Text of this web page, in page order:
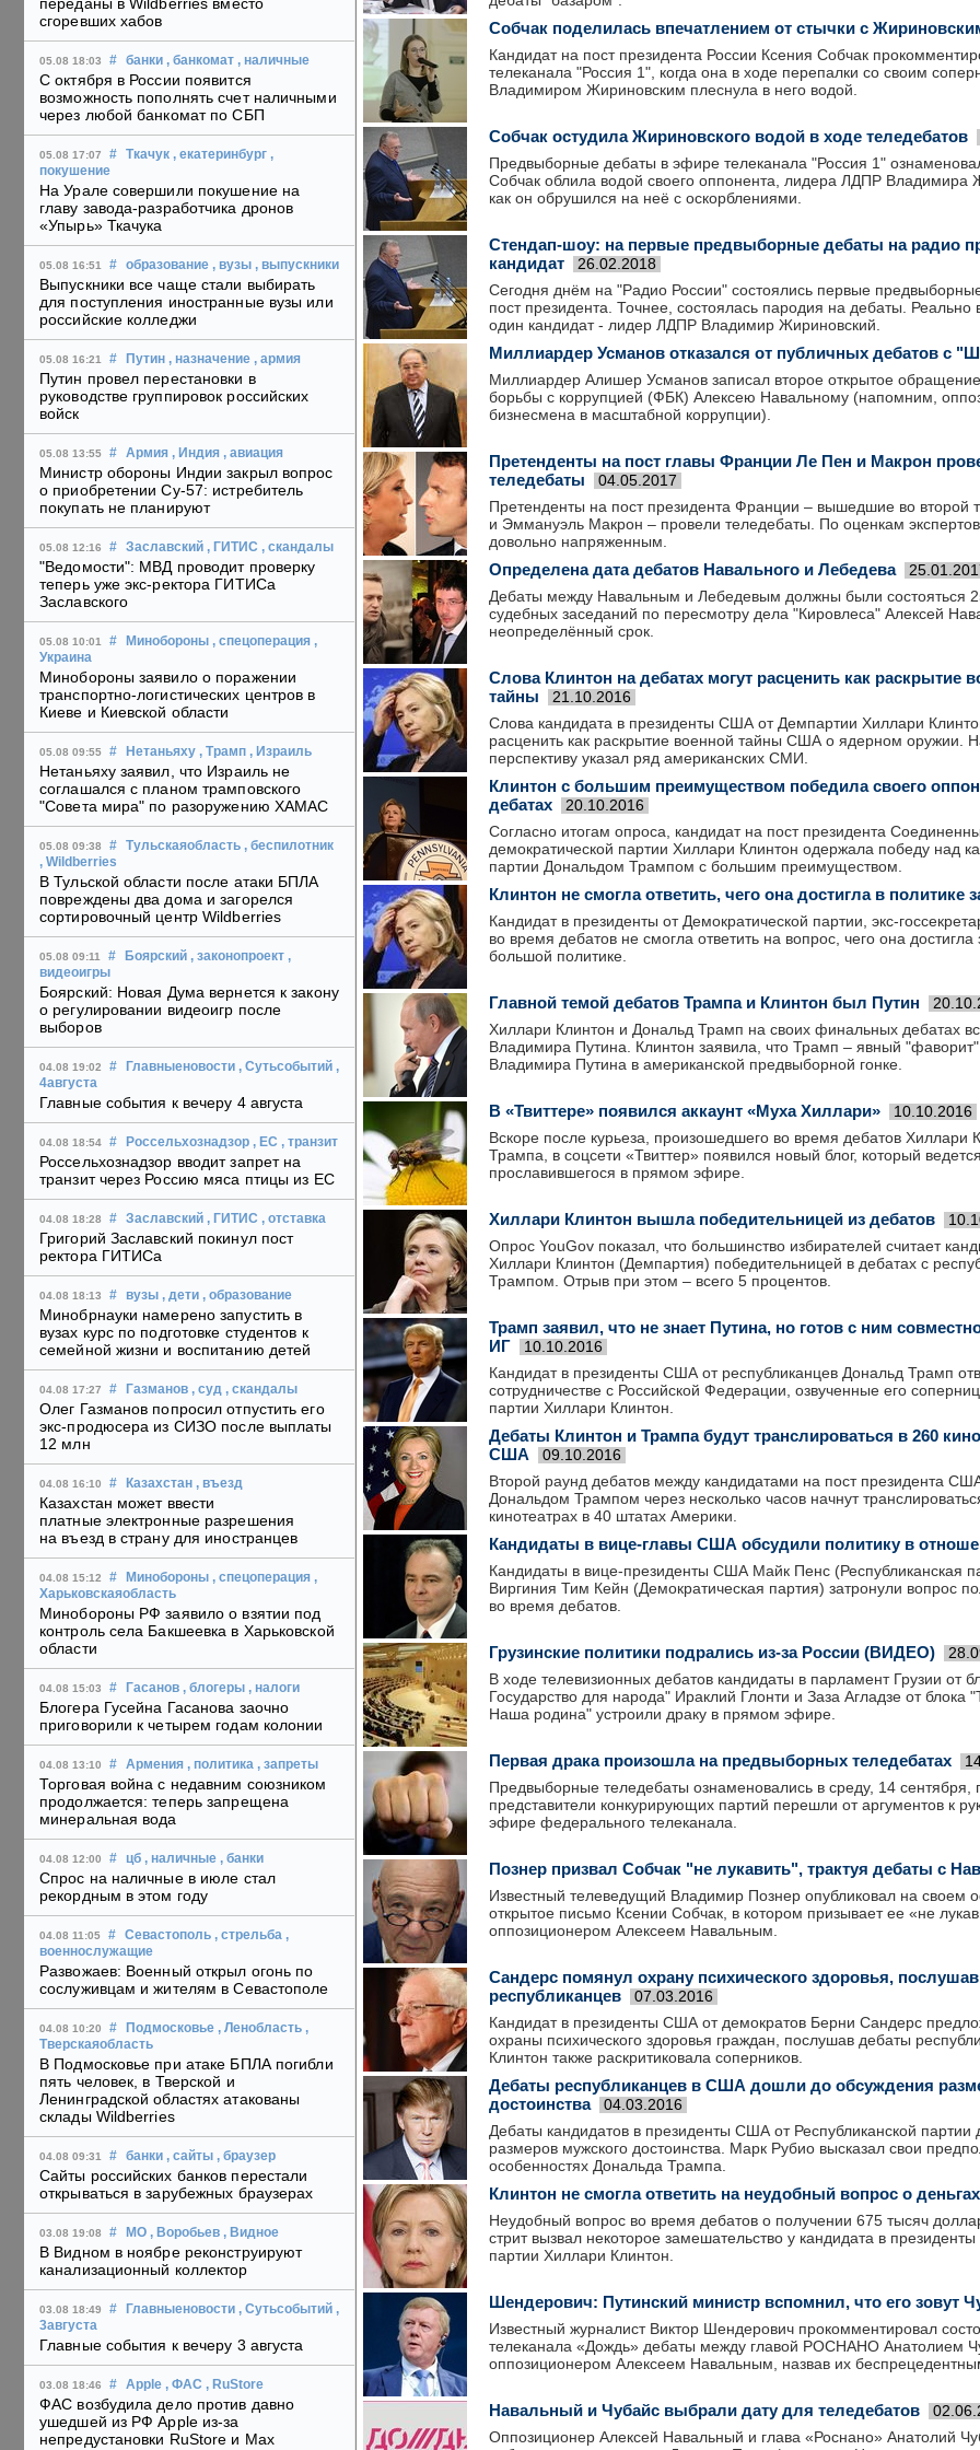
переданы в Wildberries вместо
сгоревших хабов
05.08 18:03 # банки , банкомат , наличные
С октября в России появится
возможность пополнять счет наличными
через любой банкомат по СБП
05.08 17:07 # Ткачук , екатеринбург ,
покушение
На Урале совершили покушение на
главу завода-разработчика дронов
«Упырь» Ткачука
05.08 16:51 # образование , вузы , выпускники
Выпускники все чаще стали выбирать
для поступления иностранные вузы или
российские колледжи
05.08 16:21 # Путин , назначение , армия
Путин провел перестановки в
руководстве группировок российских
войск
05.08 13:55 # Армия , Индия , авиация
Министр обороны Индии закрыл вопрос
о приобретении Су-57: истребитель
покупать не планируют
05.08 12:16 # Заславский , ГИТИС , скандалы
"Ведомости": МВД проводит проверку
теперь уже экс-ректора ГИТИСа
Заславского
05.08 10:01 # Минобороны , спецоперация ,
Украина
Минобороны заявило о поражении
транспортно-логистических центров в
Киеве и Киевской области
05.08 09:55 # Нетаньяху , Трамп , Израиль
Нетаньяху заявил, что Израиль не
соглашался с планом трамповского
"Совета мира" по разоружению ХАМАС
05.08 09:38 # Тульскаяобласть , беспилотник
, Wildberries
В Тульской области после атаки БПЛА
повреждены два дома и загорелся
сортировочный центр Wildberries
05.08 09:11 # Боярский , законопроект ,
видеоигры
Боярский: Новая Дума вернется к закону
о регулировании видеоигр после
выборов
04.08 19:02 # Главныеновости , Сутьсобытий ,
4августа
Главные события к вечеру 4 августа
04.08 18:54 # Россельхознадзор , ЕС , транзит
Россельхознадзор вводит запрет на
транзит через Россию мяса птицы из ЕС
04.08 18:28 # Заславский , ГИТИС , отставка
Григорий Заславский покинул пост
ректора ГИТИСа
04.08 18:13 # вузы , дети , образование
Минобрнауки намерено запустить в
вузах курс по подготовке студентов к
семейной жизни и воспитанию детей
04.08 17:27 # Газманов , суд , скандалы
Олег Газманов попросил отпустить его
экс-продюсера из СИЗО после выплаты
12 млн
04.08 16:10 # Казахстан , въезд
Казахстан может ввести
платные электронные разрешения
на въезд в страну для иностранцев
04.08 15:12 # Минобороны , спецоперация ,
Харьковскаяобласть
Минобороны РФ заявило о взятии под
контроль села Бакшеевка в Харьковской
области
04.08 15:03 # Гасанов , блогеры , налоги
Блогера Гусейна Гасанова заочно
приговорили к четырем годам колонии
04.08 13:10 # Армения , политика , запреты
Торговая война с недавним союзником
продолжается: теперь запрещена
минеральная вода
04.08 12:00 # цб , наличные , банки
Спрос на наличные в июле стал
рекордным в этом году
04.08 11:05 # Севастополь , стрельба ,
военнослужащие
Развожаев: Военный открыл огонь по
сослуживцам и жителям в Севастополе
04.08 10:20 # Подмосковье , Ленобласть ,
Тверскаяобласть
В Подмосковье при атаке БПЛА погибли
пять человек, в Тверской и
Ленинградской областях атакованы
склады Wildberries
04.08 09:31 # банки , сайты , браузер
Сайты российских банков перестали
открываться в зарубежных браузерах
03.08 19:08 # МО , Воробьев , Видное
В Видном в ноябре реконструируют
канализационный коллектор
03.08 18:49 # Главныеновости , Сутьсобытий ,
3августа
Главные события к вечеру 3 августа
03.08 18:46 # Apple , ФАС , RuStore
ФАС возбудила дело против давно
ушедшей из РФ Apple из-за
непредустановки RuStore и Max
Собчак поделилась впечатлением от стычки с
Кандидат на пост президента России Ксения Собчак
телеканала "Россия 1", когда она в ходе перепалки со своим
Владимиром Жириновским плеснула в него водой.
Собчак остудила Жириновского водой в ходе теледебатов
Предвыборные дебаты в эфире телеканала "Россия 1"
Собчак облила водой своего оппонента, лидера ЛДПР Владимира
как он обрушился на неё с оскорблениями.
Стендап-шоу: на первые предвыборные дебаты на радио
кандидат
26.02.2018
Сегодня днём на "Радио России" состоялись первые
пост президента. Точнее, состоялась пародия на дебаты. Реально
один кандидат - лидер ЛДПР Владимир Жириновский.
Миллиардер Усманов отказался от публичных дебатов с
Миллиардер Алишер Усманов записал второе открытое
борьбы с коррупцией (ФБК) Алексею Навальному (напомним,
бизнесмена в масштабной коррупции).
Претенденты на пост главы Франции Ле Пен и Макрон
теледебаты
04.05.2017
Претенденты на пост президента Франции – вышедшие во
и Эммануэль Макрон – провели теледебаты. По оценкам
довольно напряженным.
Определена дата дебатов Навального и Лебедева
Дебаты между Навальным и Лебедевым должны были состояться
судебных заседаний по пересмотру дела "Кировлеса" Алексей
неопределённый срок.
Слова Клинтон на дебатах могут расценить как раскрытие
тайны
21.10.2016
Слова кандидата в президенты США от Демпартии Хиллари
расценить как раскрытие военной тайны США о ядерном оружии.
перспективу указал ряд американских СМИ.
Клинтон с большим преимуществом победила своего
дебатах
20.10.2016
Согласно итогам опроса, кандидат на пост президента
демократической партии Хиллари Клинтон одержала победу над
партии Дональдом Трампом с большим преимуществом.
Клинтон не смогла ответить, чего она достигла в политике
Кандидат в президенты от Демократической партии, экс-
во время дебатов не смогла ответить на вопрос, чего она достигла
большой политике.
Главной темой дебатов Трампа и Клинтон был Путин
Хиллари Клинтон и Дональд Трамп на своих финальных дебатах
Владимира Путина. Клинтон заявила, что Трамп – явный
Владимира Путина в американской предвыборной гонке.
В «Твиттере» появился аккаунт «Муха Хиллари» 10.10.2016
Вскоре после курьеза, произошедшего во время дебатов Хиллари
Трампа, в соцсети «Твиттер» появился новый блог, который
прославившегося в прямом эфире.
Хиллари Клинтон вышла победительницей из дебатов
Опрос YouGov показал, что большинство избирателей считает
Хиллари Клинтон (Демпартия) победительницей в дебатах с
Трампом. Отрыв при этом – всего 5 процентов.
Трамп заявил, что не знает Путина, но готов с ним
ИГ
10.10.2016
Кандидат в президенты США от республиканцев Дональд Трамп
сотрудничестве с Российской Федерации, озвученные его
партии Хиллари Клинтон.
Дебаты Клинтон и Трампа будут транслироваться в 260
США
09.10.2016
Второй раунд дебатов между кандидатами на пост президента
Дональдом Трампом через несколько часов начнут
кинотеатрах в 40 штатах Америки.
Кандидаты в вице-главы США обсудили политику в
Кандидаты в вице-президенты США Майк Пенс (Республиканская
Виргиния Тим Кейн (Демократическая партия) затронули вопрос
во время дебатов.
Грузинские политики подрались из-за России (ВИДЕО)
В ходе телевизионных дебатов кандидаты в парламент Грузии от
Государство для народа" Ираклий Глонти и Заза Агладзе от
Наша родина" устроили драку в прямом эфире.
Первая драка произошла на предвыборных теледебатах
Предвыборные теледебаты ознаменовались в среду, 14 сентября,
представители конкурирующих партий перешли от аргументов к
эфире федерального телеканала.
Познер призвал Собчак "не лукавить", трактуя дебаты с
Известный телеведущий Владимир Познер опубликовал на своем
открытое письмо Ксении Собчак, в котором призывает ее «не
оппозиционером Алексеем Навальным.
Сандерс помянул охрану психического здоровья,
республиканцев
07.03.2016
Кандидат в президенты США от демократов Берни Сандерс
охраны психического здоровья граждан, послушав дебаты
Клинтон также раскритиковала соперников.
Дебаты республиканцев в США дошли до обсуждения
достоинства
04.03.2016
Дебаты кандидатов в президенты США от Республиканской
размеров мужского достоинства. Марк Рубио высказал свои
особенностях Дональда Трампа.
Клинтон не смогла ответить на неудобный вопрос о
Неудобный вопрос во время дебатов о получении 675 тысяч
стрит вызвал некоторое замешательство у кандидата в
партии Хиллари Клинтон.
Шендерович: Путинский министр вспомнил, что его зовут
Известный журналист Виктор Шендерович прокомментировал
телеканала «Дождь» дебаты между главой РОСНАНО Анатолием
оппозиционером Алексеем Навальным, назвав их
Навальный и Чубайс выбрали дату для теледебатов
Оппозиционер Алексей Навальный и глава «Роснано» Анатолий